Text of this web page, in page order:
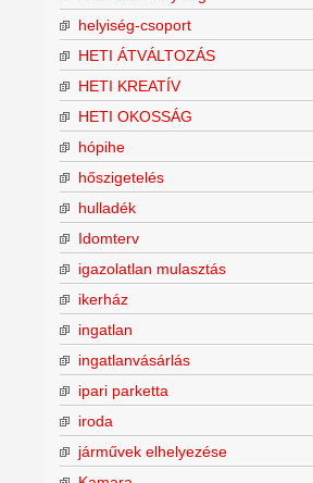
helyiség-csoport
HETI ÁTVÁLTOZÁS
HETI KREATÍV
HETI OKOSSÁG
hópihe
hőszigetelés
hulladék
Idomterv
igazolatlan mulasztás
ikerház
ingatlan
ingatlanvásárlás
ipari parketta
iroda
járművek elhelyezése